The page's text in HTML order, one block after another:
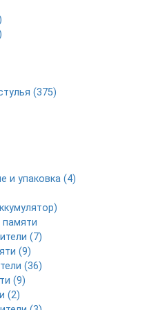
(375)
и упаковка (4)
памяти
(7)
(9)
(36)
(9)
(2)